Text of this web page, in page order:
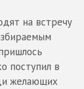
на встречу
поступил в
желающих